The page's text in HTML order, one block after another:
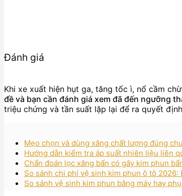
Đánh giá
Khi xe xuất hiện hụt ga, tăng tốc ì, nổ cầm
đề và bạn cần đánh giá xem đã đến ngưỡng
triệu chứng và tần suất lặp lại để ra quyết
Mẹo chọn và dùng xăng chất lượng đúng
Hướng dẫn kiểm tra áp suất nhiên liệu liên
Chẩn đoán lọc xăng bẩn có gây kim phun
So sánh chi phí vệ sinh kim phun ô tô
So sánh vệ sinh kim phun bằng máy hay